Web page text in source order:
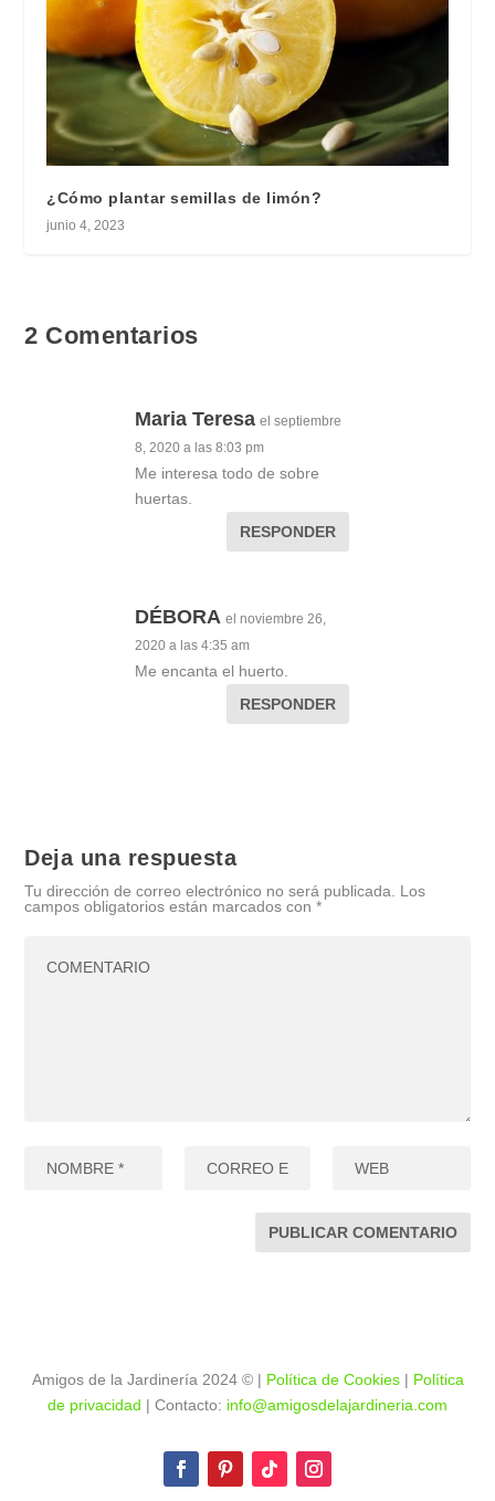
¿Cómo plantar semillas de limón?
junio 4, 2023
2 Comentarios
Maria Teresa el septiembre
8, 2020 a las 8:03 pm
Me interesa todo de sobre
huertas.
RESPONDER
DÉBORA el noviembre 26,
2020 a las 4:35 am
Me encanta el huerto.
RESPONDER
Deja una respuesta
Tu dirección de correo electrónico no será publicada.
Los
campos obligatorios están marcados con*
Amigos de la Jardinería 2024 © | Política de Cookies| Política
de privacidad | Contacto: info@amigosdelajardineria.com